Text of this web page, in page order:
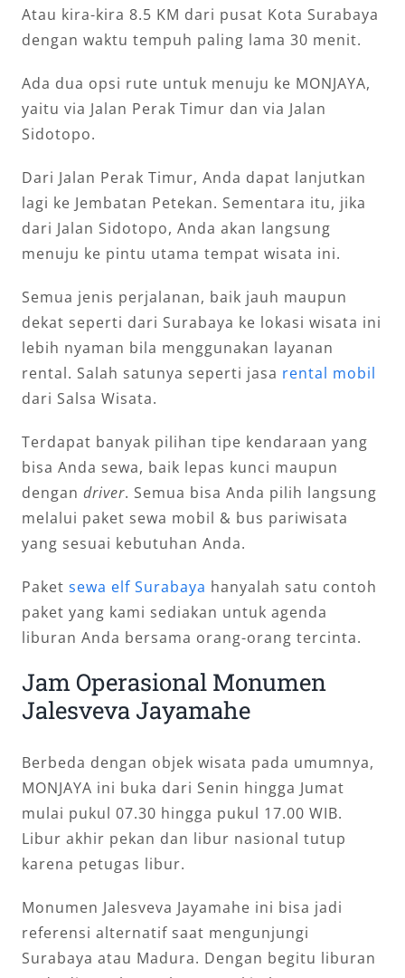
Atau kira-kira 8.5 KM dari pusat Kota Surabaya
dengan waktu tempuh paling lama 30 menit.
Ada dua opsi rute untuk menuju ke MONJAYA,
yaitu via Jalan Perak Timur dan via Jalan
Sidotopo.
Dari Jalan Perak Timur, Anda dapat lanjutkan
lagi ke Jembatan Petekan. Sementara itu, jika
dari Jalan Sidotopo, Anda akan langsung
menuju ke pintu utama tempat wisata ini.
Semua jenis perjalanan, baik jauh maupun
dekat seperti dari Surabaya ke lokasi wisata ini
lebih nyaman bila menggunakan layanan
rental. Salah satunya seperti jasa rental mobil
dari Salsa Wisata.
Terdapat banyak pilihan tipe kendaraan yang
bisa Anda sewa, baik lepas kunci maupun
dengan driver. Semua bisa Anda pilih langsung
melalui paket sewa mobil & bus pariwisata
yang sesuai kebutuhan Anda.
Paket sewa elf Surabaya hanyalah satu contoh
paket yang kami sediakan untuk agenda
liburan Anda bersama orang-orang tercinta.
Jam Operasional Monumen
Jalesveva Jayamahe
Berbeda dengan objek wisata pada umumnya,
MONJAYA ini buka dari Senin hingga Jumat
mulai pukul 07.30 hingga pukul 17.00 WIB.
Libur akhir pekan dan libur nasional tutup
karena petugas libur.
Monumen Jalesveva Jayamahe ini bisa jadi
referensi alternatif saat mengunjungi
Surabaya atau Madura. Dengan begitu liburan